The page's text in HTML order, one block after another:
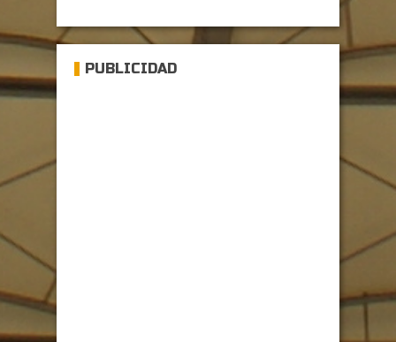
PUBLICIDAD